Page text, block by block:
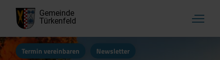
Gemeinde
Türkenfeld
Termin vereinbaren Newsletter